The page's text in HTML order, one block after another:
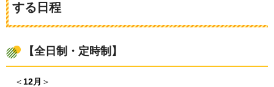
する日程
【全日制・定時制】
＜ 12月 ＞